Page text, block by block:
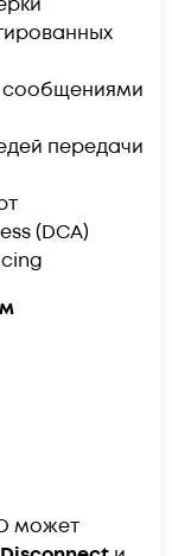
передачи
(DCA)
может